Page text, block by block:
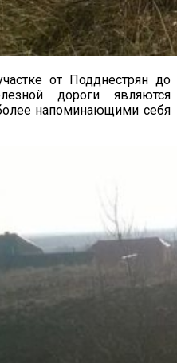
от Подднестрян до
дороги являются
напоминающими себя